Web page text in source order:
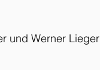
und Werner Lieger